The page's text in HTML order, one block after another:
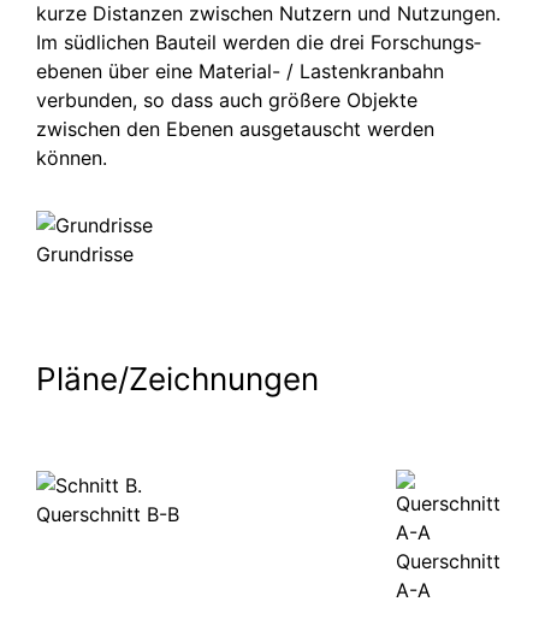
kurze Distanzen zwischen Nutzern und Nutzungen.
Im südlichen Bauteil werden die drei Forschungs­
ebenen über eine Material- / Lasten­kranbahn
verbunden, so dass auch größere Objekte
zwischen den Ebenen ausgetauscht werden
können.
Grundrisse
Pläne/Zeichnungen
Querschnitt B-B
Querschnitt
A-A